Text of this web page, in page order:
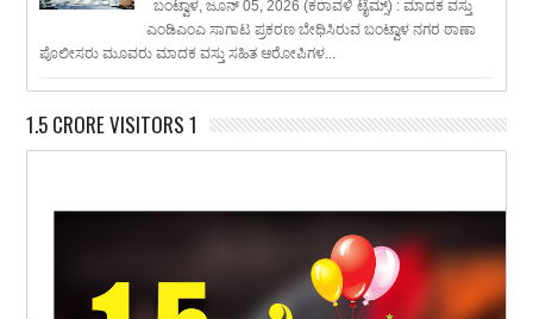
ಬಂಟ್ವಾಳ, ಜೂನ್ 05, 2026 (ಕರಾವಳಿ ಟೈಮ್ಸ್) : ಮಾದಕ ವಸ್ತು
ಎಂಡಿಎಂಎ ಸಾಗಾಟ ಪ್ರಕರಣ ಬೇಧಿಸಿರುವ ಬಂಟ್ವಾಳ ನಗರ ಠಾಣಾ
ಪೊಲೀಸರು ಮೂವರು ಮಾದಕ ವಸ್ತು ಸಹಿತ ಆರೋಪಿಗಳ...
1.5 CRORE VISITORS 1